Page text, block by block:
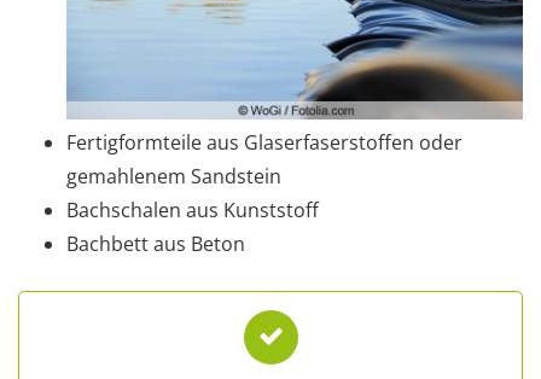
Fertigformteile aus Glaserfaserstoffen oder
gemahlenem Sandstein
Bachschalen aus Kunststoff
Bachbett aus Beton